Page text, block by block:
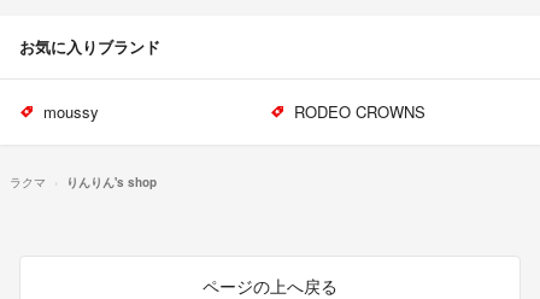
お気に入りブランド
moussy RODEO CROWNS
ラクマ りんりん's shop
ページの上へ戻る